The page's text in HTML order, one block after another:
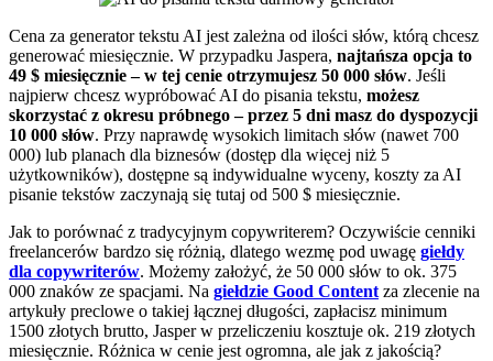
Cena za generator tekstu AI jest zależna od ilości słów, którą chcesz
generować miesięcznie. W przypadku Jaspera, najtańsza opcja to
49 $ miesięcznie – w tej cenie otrzymujesz 50 000 słów. Jeśli
najpierw chcesz wypróbować AI do pisania tekstu, możesz
skorzystać z okresu próbnego – przez 5 dni masz do dyspozycji
10 000 słów. Przy naprawdę wysokich limitach słów (nawet 700
000) lub planach dla biznesów (dostęp dla więcej niż 5
użytkowników), dostępne są indywidualne wyceny, koszty za AI
pisanie tekstów zaczynają się tutaj od 500 $ miesięcznie.
Jak to porównać z tradycyjnym copywriterem? Oczywiście cenniki
freelancerów bardzo się różnią, dlatego wezmę pod uwagę giełdy
dla copywriterów. Możemy założyć, że 50 000 słów to ok. 375
000 znaków ze spacjami. Na giełdzie Good Content za zlecenie na
artykuły preclowe o takiej łącznej długości, zapłacisz minimum
1500 złotych brutto, Jasper w przeliczeniu kosztuje ok. 219 złotych
miesięcznie. Różnica w cenie jest ogromna, ale jak z jakością?